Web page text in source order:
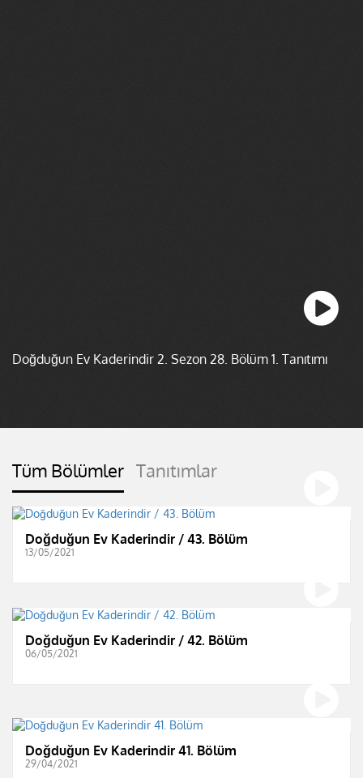
Doğduğun Ev Kaderindir 2. Sezon 28. Bölüm 1. Tanıtımı
Tüm Bölümler Tanıtımlar
Doğduğun Ev Kaderindir / 43. Bölüm
13/05/2021
Doğduğun Ev Kaderindir / 42. Bölüm
06/05/2021
Doğduğun Ev Kaderindir 41. Bölüm
29/04/2021